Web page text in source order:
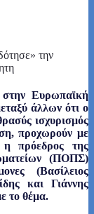
την
Ευρωπαϊκή
άλλων ότι ο
ισχυρισμός
προχωρούν με
πρόεδρος της
(ΠΟΠΣ)
(Βασίλειος
και Γιάννης
το θέμα.